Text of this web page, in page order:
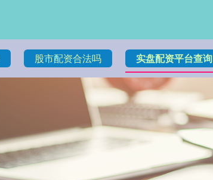
股市配资合法吗 实盘配资平台查询